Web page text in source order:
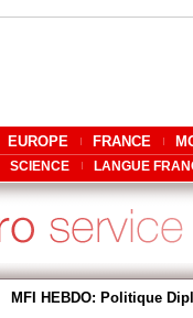
EUROPE FRANCE
SCIENCE LANGUE
MFI HEBDO: Politique